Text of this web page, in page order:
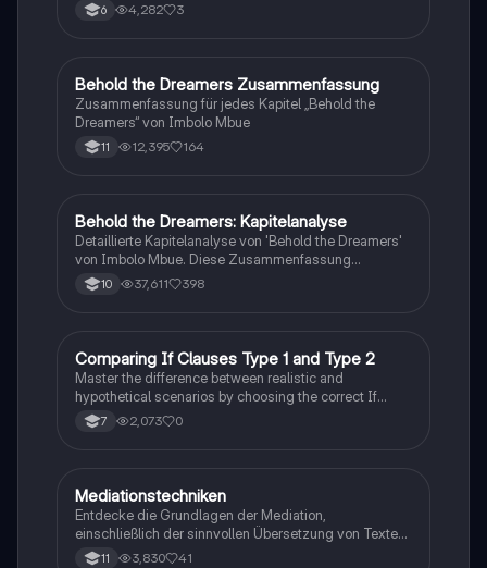
6 4,282 3
Englisch
Behold the Dreamers Zusammenfassung
Zusammenfassung für jedes Kapitel „Behold the
Dreamers“ von Imbolo Mbue
11 12,395 164
Englisch
Behold the Dreamers: Kapitelanalyse
Detaillierte Kapitelanalyse von 'Behold the Dreamers'
von Imbolo Mbue. Diese Zusammenfassung
behandelt zentrale Themen wie den nigerianischen
Traum, gesellschaftliche Kontexte und die
Romans auseinandersetzen möchten.
10 37,611 398
CEnglisch
Comparing If Clauses Type 1 and Type 2
Master the difference between realistic and
hypothetical scenarios by choosing the correct If
Clause type.
7 2,073 0
Englisch
Mediationstechniken
Entdecke die Grundlagen der Mediation,
einschließlich der sinnvollen Übersetzung von Texten
in verschiedene Formate wie E-Mails und
11 3,830 41